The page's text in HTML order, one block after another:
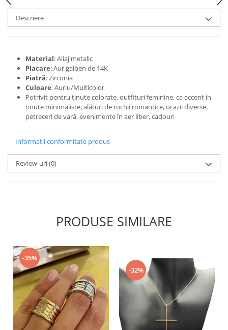
Descriere
Material: Aliaj metalic
Placare: Aur galben de 14K
Piatră: Zirconia
Culoare: Auriu/Multicolor
Potrivit pentru ținute colorate, outfituri feminine, ca accent în
ținute minimaliste, alături de rochii romantice, ocazii diverse,
petreceri de vară, evenimente în aer liber, cadouri
Informatii conformitate produs
Review-uri(0)
PRODUSE SIMILARE
-35%
-32%